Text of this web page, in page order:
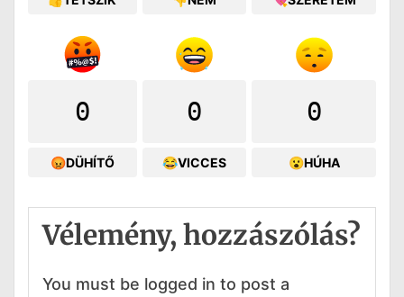
0
😡DÜHÍTŐ
0
😂VICCES
0
😮HÚHA
Vélemény, hozzászólás?
You must be logged in to post a